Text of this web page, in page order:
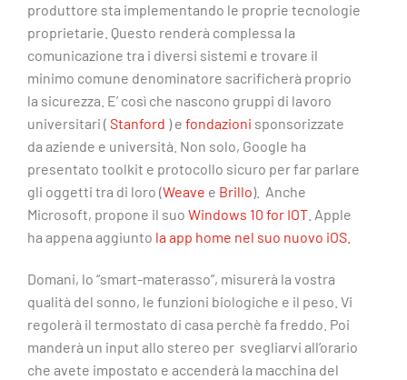
produttore sta implementando le proprie tecnologie
proprietarie. Questo renderà complessa la
comunicazione tra i diversi sistemi e trovare il
minimo comune denominatore sacrificherà proprio
la sicurezza. E’ così che nascono gruppi di lavoro
universitari ( Stanford ) e fondazioni sponsorizzate
da aziende e università. Non solo, Google ha
presentato toolkit e protocollo sicuro per far parlare
gli oggetti tra di loro (Weave e Brillo). Anche
Microsoft, propone il suo Windows 10 for IOT . Apple
ha appena aggiunto la app home nel suo nuovo iOS.
Domani, lo “smart-materasso”, misurerà la vostra
qualità del sonno, le funzioni biologiche e il peso. Vi
regolerà il termostato di casa perchè fa freddo. Poi
manderà un input allo stereo per svegliarvi all’orario
che avete impostato e accenderà la macchina del